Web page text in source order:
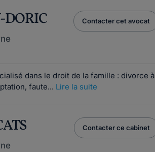
DORIC Contacter cet avocat
dans le droit de la famille : divorce à
faute... Lire la suite
Contacter ce cabinet